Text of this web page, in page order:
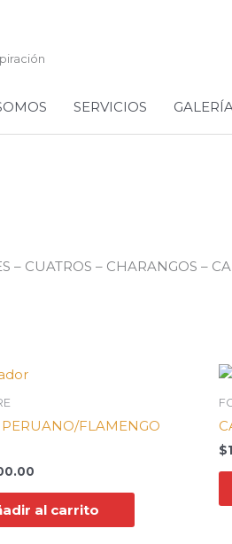
SERVICIOS
– CUATROS – CHARANGOS –
FLAMENGO
al carrito
$